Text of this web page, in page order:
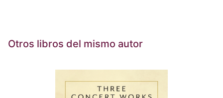
Otros libros del mismo autor